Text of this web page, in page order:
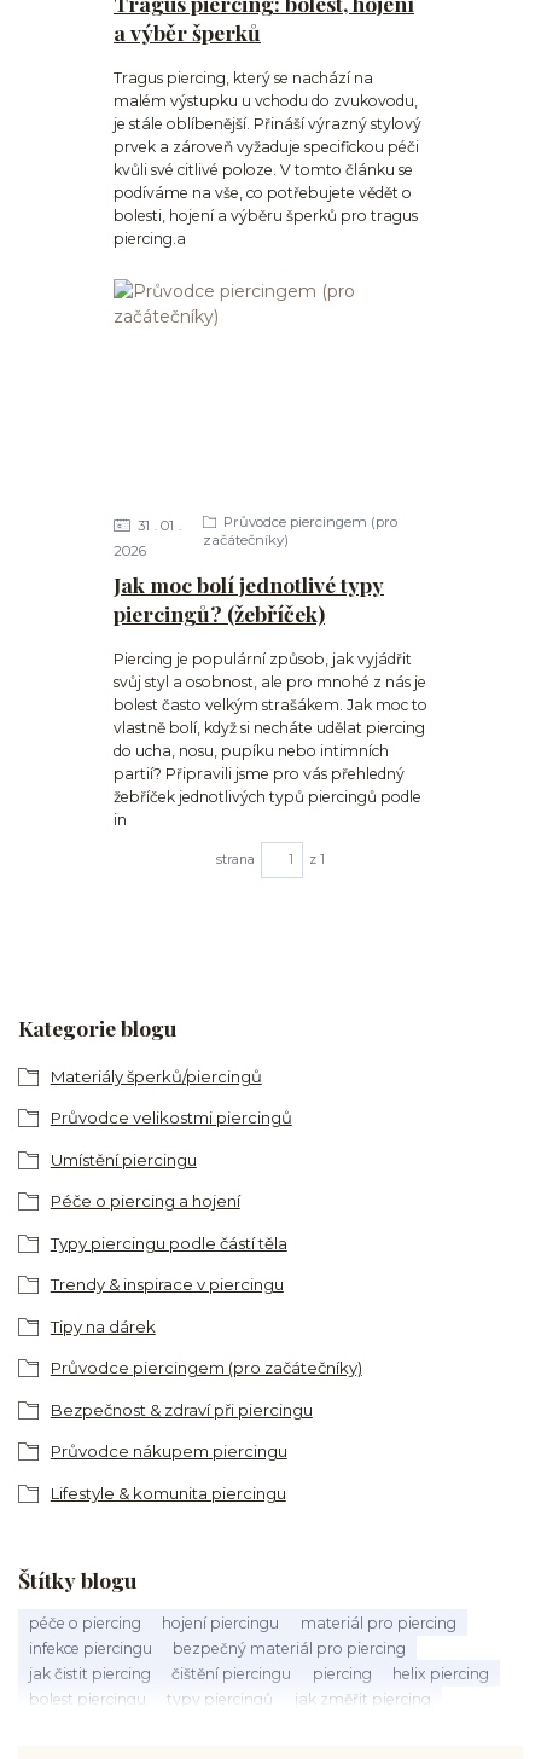
Kategorie blogu
Materiály šperků/piercingů
Průvodce velikostmi piercingů
Umístění piercingu
Péče o piercing a hojení
Typy piercingu podle částí těla
Trendy & inspirace v piercingu
Tipy na dárek
Průvodce piercingem (pro začátečníky)
Bezpečnost & zdraví při piercingu
Průvodce nákupem piercingu
Lifestyle & komunita piercingu
Štítky blogu
péče o piercing hojení piercingu
materiál pro piercing
infekce piercingu
bezpečný materiál pro piercing
jak čistit piercing
čištění piercingu piercing
helix piercing
bolest piercingu
typy piercingů
jak změřit piercing
a výběr šperků
Tragus piercing, který se nachází na
malém výstupku u vchodu do zvukovodu,
je stále oblíbenější. Přináší výrazný stylový
prvek a zároveň vyžaduje specifickou péči
kvůli své citlivé poloze. V tomto článku se
podíváme na vše, co potřebujete vědět o
bolesti, hojení a výběru šperků pro tragus
piercing.a
Jak moc bolí jednotlivé typy
piercingů? (žebříček)
31
01
2026
Průvodce piercingem (pro
začátečníky)
Piercing je populární způsob, jak vyjádřit
svůj styl a osobnost, ale pro mnohé z nás je
bolest často velkým strašákem. Jak moc to
vlastně bolí, když si necháte udělat piercing
do ucha, nosu, pupíku nebo intimních
partií? Připravili jsme pro vás přehledný
žebříček jednotlivých typů piercingů podle
in
strana z 1